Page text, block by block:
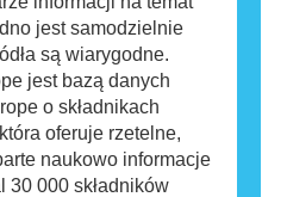
jest samodzielnie
są wiarygodne.
jest bazą danych
o składnikach
oferuje rzetelne,
naukowo informacje
30 000 składników